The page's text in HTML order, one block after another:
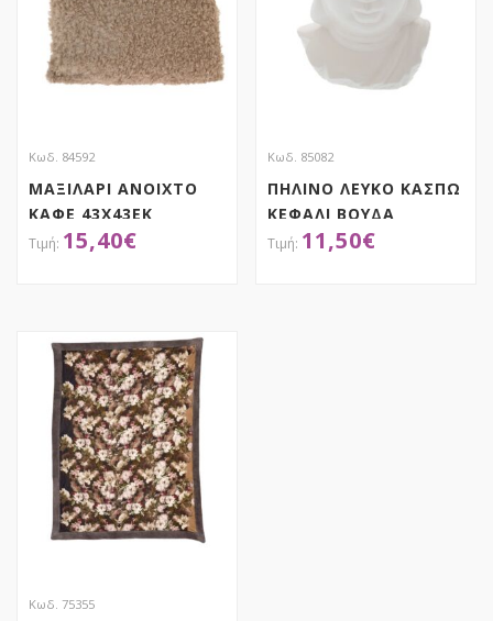
Κωδ. 84592
ΜΑΞΙΛΑΡΙ ΑΝΟΙΧΤΟ
ΚΑΦΕ 43X43EK
15,40€
Κωδ. 85082
ΠΗΛΙΝΟ ΛΕΥΚΟ ΚΑΣΠΩ
ΚΕΦΑΛΙ ΒΟΥΔΑ
21×16.5×25.5ΕΚ
11,50€
Κωδ. 75355